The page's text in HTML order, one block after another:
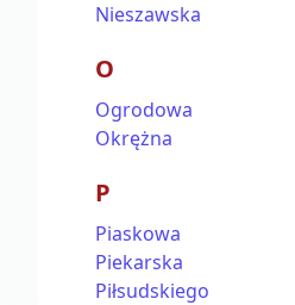
Nieszawska
O
Ogrodowa
Okrężna
P
Piaskowa
Piekarska
Piłsudskiego